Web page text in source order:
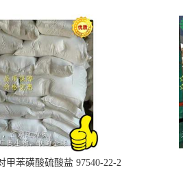
甲苯磺酸硫酸盐 97540-22-2